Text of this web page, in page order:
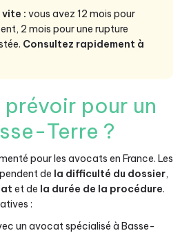
: vous avez 12 mois pour
2 mois pour une rupture
Consultez rapidement à
pour un
Terre ?
pour les avocats en France. Les
de la difficulté du dossier,
et de la durée de la procédure.
:
un avocat spécialisé à Basse-